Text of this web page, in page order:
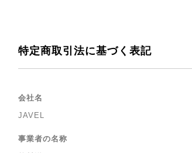
特定商取引法に基づく表記
会社名
JAVEL
事業者の名称